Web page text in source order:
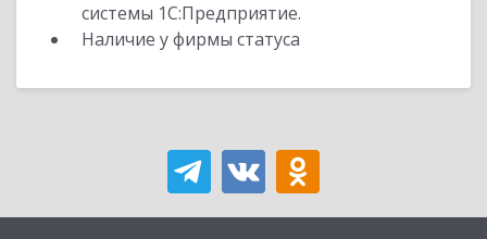
системы 1С:Предприятие.
Наличие у фирмы статуса